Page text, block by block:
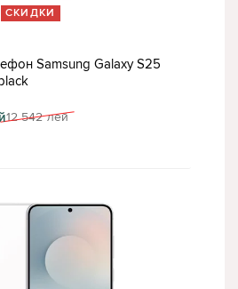
СКИДКИ
Samsung Galaxy S25
12 542 лей